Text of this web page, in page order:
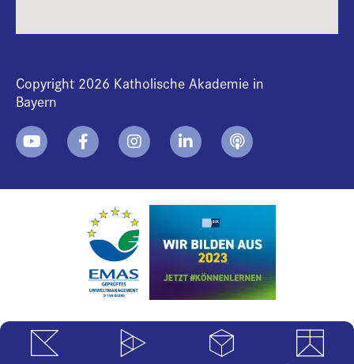
Copyright 2026 Katholische Akademie in
Bayern